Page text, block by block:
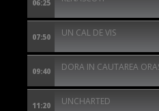
06:25
07:50 UN CAL DE VIS
09:40 DORA IN CAUTAREA
11:20 UNCHARTED